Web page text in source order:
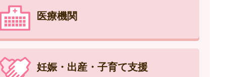
医療機関
妊娠・出産・子育て支援